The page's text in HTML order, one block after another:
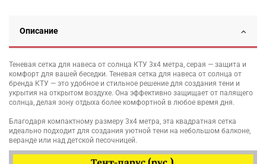
Описание
Теневая сетка для навеса от солнца КТУ 3х4 метра, серая — защита и
комфорт для вашей беседки. Теневая сетка для навеса от солнца от
бренда КТУ — это удобное и стильное решение для создания тени и
укрытия на открытом воздухе. Она эффективно защищает от палящего
солнца, делая зону отдыха более комфортной в любое время дня.
Благодаря компактному размеру 3х4 метра, эта квадратная сетка
идеально подходит для создания уютной тени на небольшом балконе,
веранде или над детской песочницей.